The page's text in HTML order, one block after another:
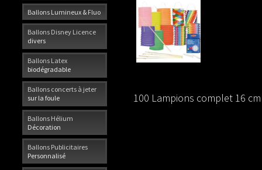
Ballons Lumineux & Fluo
Ballons Disney Licence
divers
Ballons Latex
biodégradable
Ballons concerts à jeter
sur la foule
Ballons Hélium
Décoration
Ballons Publicitaires
Personnalisé
100 Lampions complet 16